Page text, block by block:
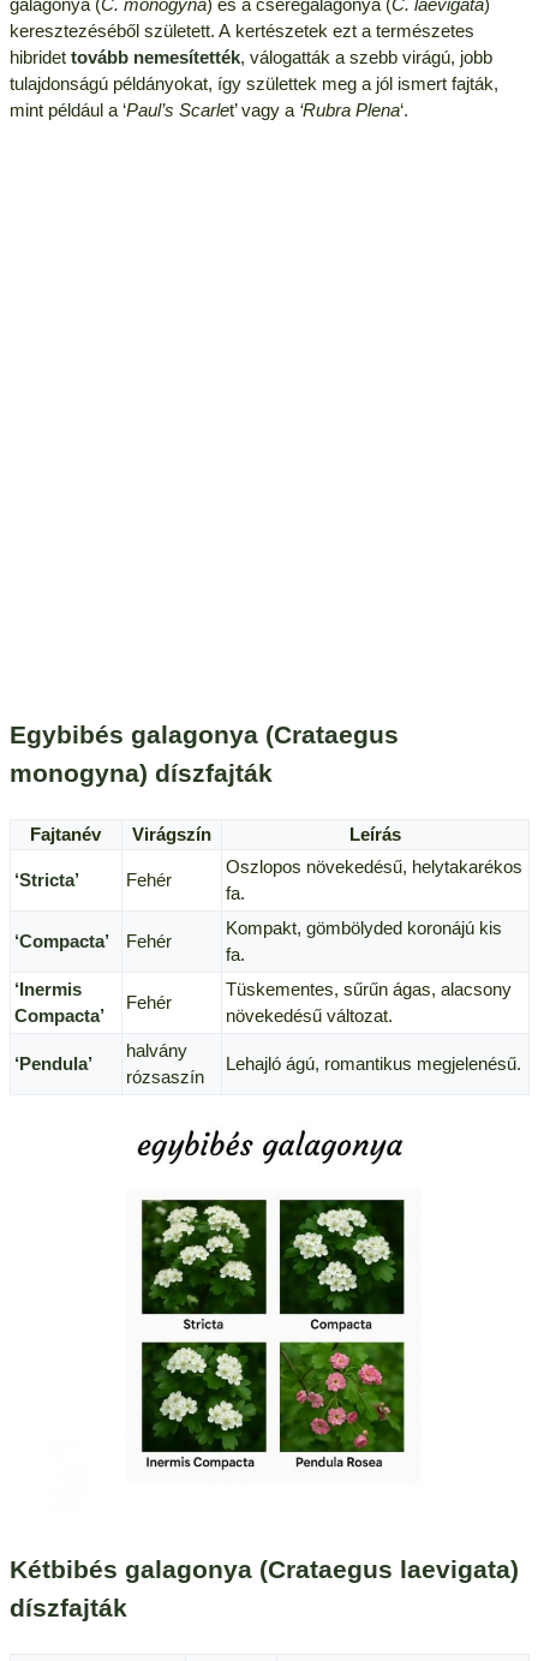
galagonya (C. monogyna) és a cseregalagonya (C. laevigata)
keresztezéséből született. A kertészetek ezt a természetes
hibridet tovább nemesítették, válogatták a szebb virágú, jobb
tulajdonságú példányokat, így születtek meg a jól ismert fajták,
mint például a ‘Paul’s Scarlet’ vagy a ‘Rubra Plena‘.
Egybibés galagonya (Crataegus
monogyna) díszfajták
Fajtanév Virágszín Leírás
‘Stricta’ Fehér
Oszlopos növekedésű, helytakarékos
fa.
‘Compacta’ Fehér
Kompakt, gömbölyded koronájú kis
fa.
‘Inermis
Compacta’
Fehér
Tüskementes, sűrűn ágas, alacsony
növekedésű változat.
‘Pendula’
halvány
rózsaszín
Lehajló ágú, romantikus megjelenésű.
Kétbibés galagonya (Crataegus laevigata)
díszfajták